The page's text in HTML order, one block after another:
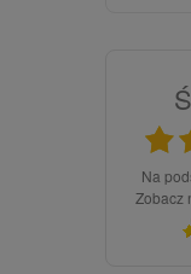
Na
dopiero złożyłem